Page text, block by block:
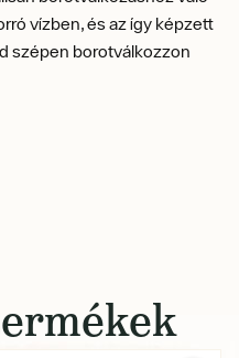
vízben, és az így képzett
szépen borotválkozzon